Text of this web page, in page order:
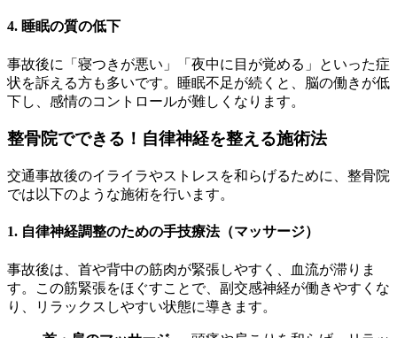
4. 睡眠の質の低下
事故後に「寝つきが悪い」「夜中に目が覚める」といった症
状を訴える方も多いです。睡眠不足が続くと、脳の働きが低
下し、感情のコントロールが難しくなります。
整骨院でできる！自律神経を整える施術法
交通事故後のイライラやストレスを和らげるために、整骨院
では以下のような施術を行います。
1. 自律神経調整のための手技療法（マッサージ）
事故後は、首や背中の筋肉が緊張しやすく、血流が滞りま
す。この筋緊張をほぐすことで、副交感神経が働きやすくな
り、リラックスしやすい状態に導きます。